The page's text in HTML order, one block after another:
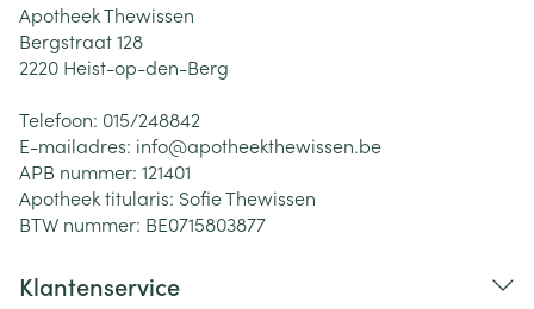
Apotheek Thewissen
Bergstraat 128
2220 Heist-op-den-Berg
Telefoon: 015/248842
E-mailadres: info@apotheekthewissen.be
APB nummer: 121401
Apotheek titularis: Sofie Thewissen
BTW nummer: BE0715803877
Klantenservice